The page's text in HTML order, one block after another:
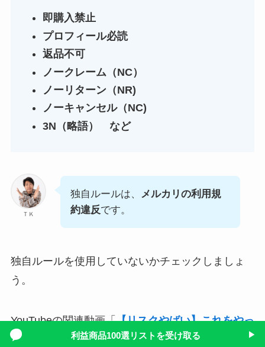
即購入禁止
プロフィール必読
返品不可
ノークレーム（NC）
ノーリターン（NR)
ノーキャンセル（NC)
3N（略語） など
ＴＫ
独自ルールは、 メルカリの利用規
約違反です。
独自ルールを使用していないかチェックしましょ
う。
YouTubeの関連動画「【リスクやばい】これをやっ
たら即垢BAN！知らないとアカウント失います
利益商品100選リストを受け取る ▶